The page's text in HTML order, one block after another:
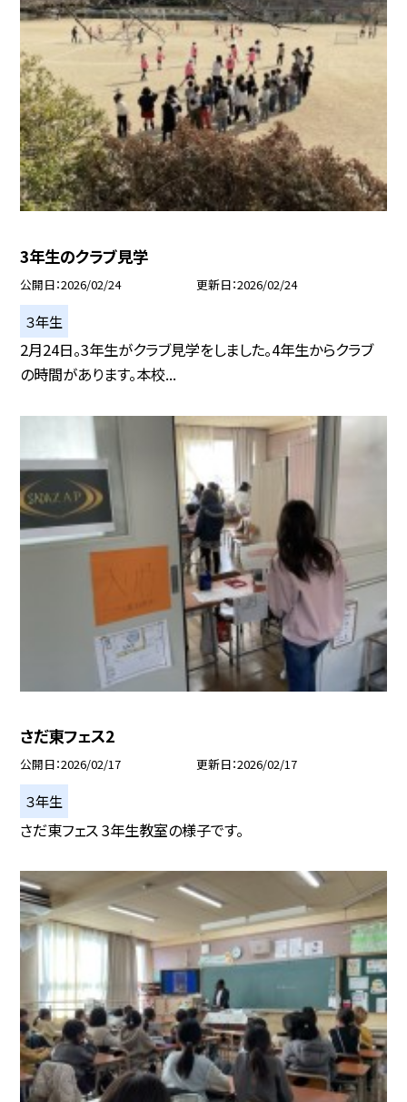
3年生のクラブ見学
公開日 2026/02/24 更新日 2026/02/24
３年生
2月24日。3年生がクラブ見学をしました。4年生からクラブ
の時間があります。本校...
さだ東フェス2
公開日 2026/02/17 更新日 2026/02/17
３年生
さだ東フェス 3年生教室の様子です。